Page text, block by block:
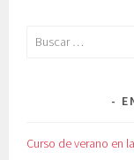
Buscar:
Curso de verano en